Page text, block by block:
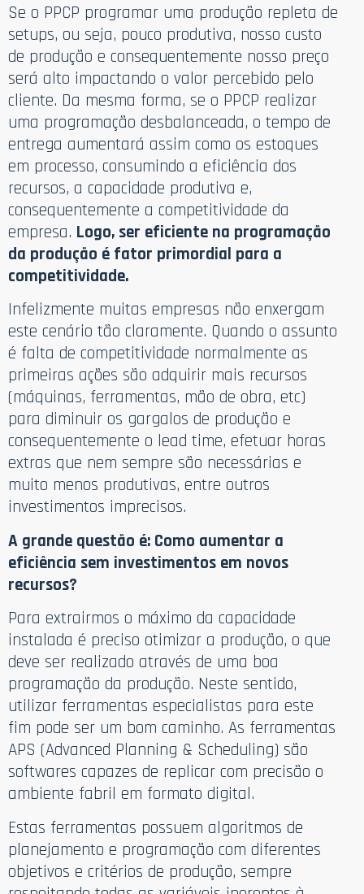
Se o PPCP programar uma produção repleta de
setups, ou seja, pouco produtiva, nosso custo
de produção e consequentemente nosso preço
será alto impactando o valor percebido pelo
cliente. Da mesma forma, se o PPCP realizar
uma programação desbalanceada, o tempo de
entrega aumentará assim como os estoques
em processo, consumindo a eficiência dos
recursos, a capacidade produtiva e,
consequentemente a competitividade da
empresa. Logo, ser eficiente na programação
da produção é fator primordial para a
competitividade.
Infelizmente muitas empresas não enxergam
este cenário tão claramente. Quando o assunto
é falta de competitividade normalmente as
primeiras ações são adquirir mais recursos
(máquinas, ferramentas, mão de obra, etc)
para diminuir os gargalos de produção e
consequentemente o lead time, efetuar horas
extras que nem sempre são necessárias e
muito menos produtivas, entre outros
investimentos imprecisos.
A grande questão é: Como aumentar a
eficiência sem investimentos em novos
recursos?
Para extrairmos o máximo da capacidade
instalada é preciso otimizar a produção, o que
deve ser realizado através de uma boa
programação da produção. Neste sentido,
utilizar ferramentas especialistas para este
fim pode ser um bom caminho. As ferramentas
APS (Advanced Planning & Scheduling) são
softwares capazes de replicar com precisão o
ambiente fabril em formato digital.
Estas ferramentas possuem algoritmos de
planejamento e programação com diferentes
objetivos e critérios de produção, sempre